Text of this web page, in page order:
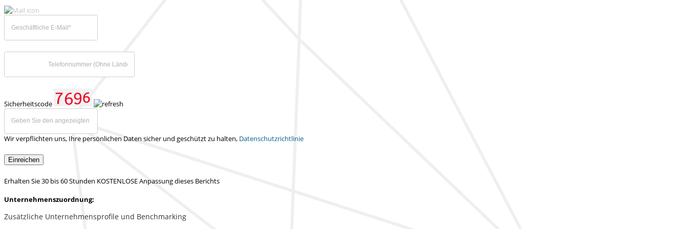
Sicherheitscode
Wir verpflichten uns, Ihre persönlichen Daten sicher und geschützt zu halten, Datenschutzrichtlinie
Einreichen
Erhalten Sie 30 bis 60 Stunden KOSTENLOSE Anpassung dieses Berichts
Unternehmenszuordnung:
Zusätzliche Unternehmensprofile und Benchmarking